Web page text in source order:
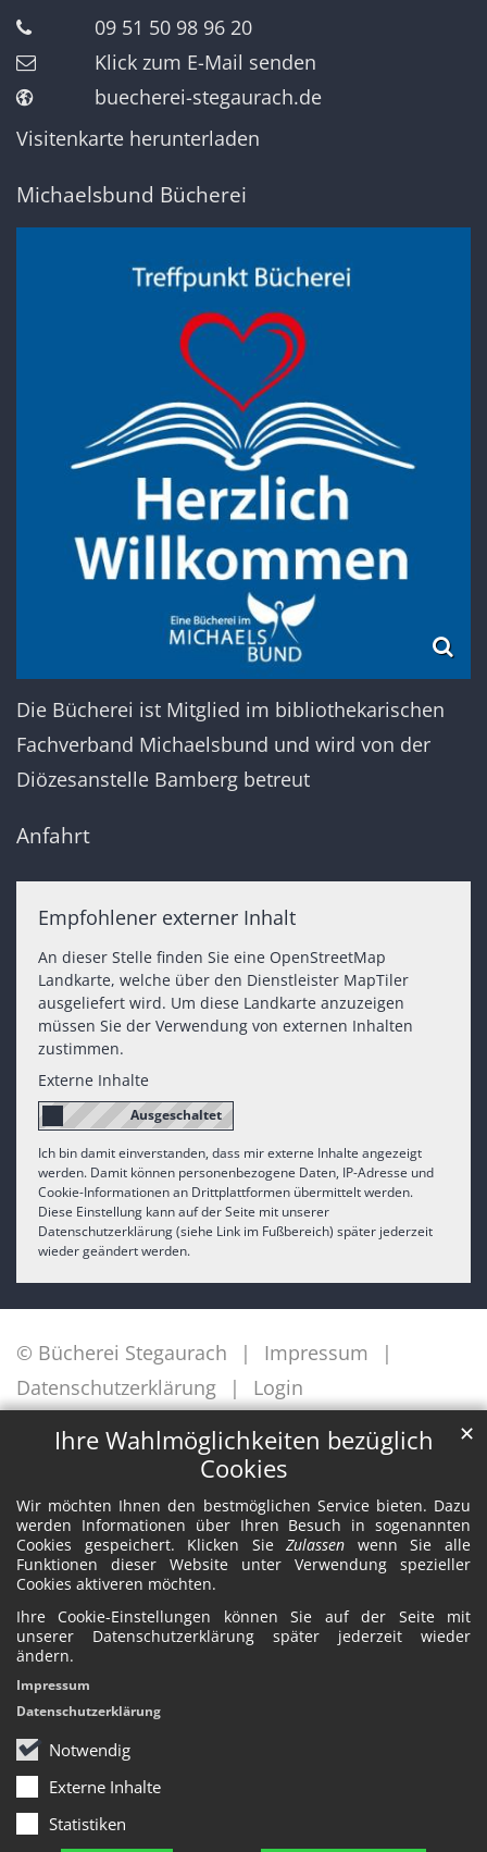
Ihre Wahlmöglichkeiten bezüglich
Cookies
Wir möchten Ihnen den bestmöglichen Service bieten. Dazu
werden Informationen über Ihren Besuch in sogenannten
Cookies gespeichert. Klicken SieZulassen wenn Sie alle
Funktionen dieser Website unter Verwendung spezieller
Cookies aktiveren möchten.
Ihre Cookie-Einstellungen können Sie auf der Seite mit
unserer Datenschutzerklärung später jederzeit wieder
ändern.
Notwendig
Externe Inhalte
Statistiken
✕
Impressum
Datenschutzerklärung
09 51 50 98 96 20
Klick zum E-Mail senden
buecherei-stegaurach.de
Visitenkarte herunterladen
Michaelsbund Bücherei
Die Bücherei ist Mitglied im bibliothekarischen
Fachverband Michaelsbund und wird von der
Diözesanstelle Bamberg betreut
Anfahrt
Empfohlener externer Inhalt
An dieser Stelle finden Sie eine OpenStreetMap
Landkarte, welche über den Dienstleister MapTiler
ausgeliefert wird. Um diese Landkarte anzuzeigen
müssen Sie der Verwendung von externen Inhalten
zustimmen.
Externe Inhalte
Ich bin damit einverstanden, dass mir externe Inhalte angezeigt
werden. Damit können personenbezogene Daten, IP-Adresse und
Cookie-Informationen an Drittplattformen übermittelt werden.
Diese Einstellung kann auf der Seite mit unserer
Datenschutzerklärung (siehe Link im Fußbereich) später jederzeit
wieder geändert werden.
© Bücherei Stegaurach
Impressum
Datenschutzerklärung
Login